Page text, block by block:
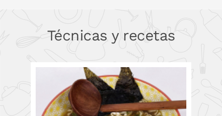
PONLO EN LA CESTA
Técnicas y recetas